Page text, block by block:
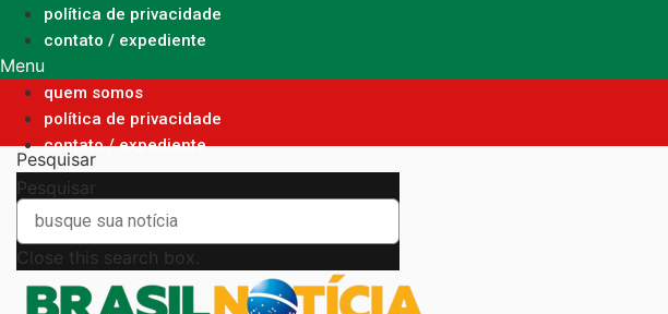
política de privacidade
contato / expediente
Menu
quem somos
política de privacidade
contato / expediente
Pesquisar
Pesquisar
Close this search box.